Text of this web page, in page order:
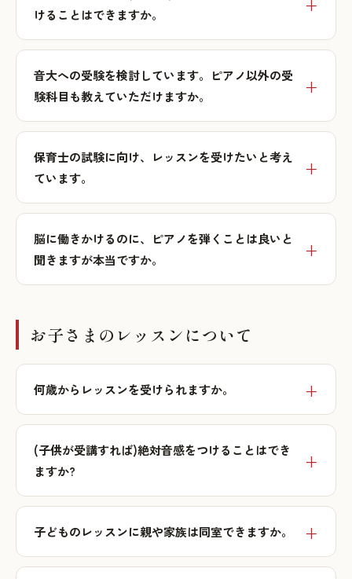
けることはできますか。
音大への受験を検討しています。ピアノ以外の受
験科目も教えていただけますか。
保育士の試験に向け、レッスンを受けたいと考え
ています。
脳に働きかけるのに、ピアノを弾くことは良いと
聞きますが本当ですか。
お子さまのレッスンについて
何歳からレッスンを受けられますか。
(子供が受講すれば)絶対音感をつけることはでき
ますか?
子どものレッスンに親や家族は同室できますか。